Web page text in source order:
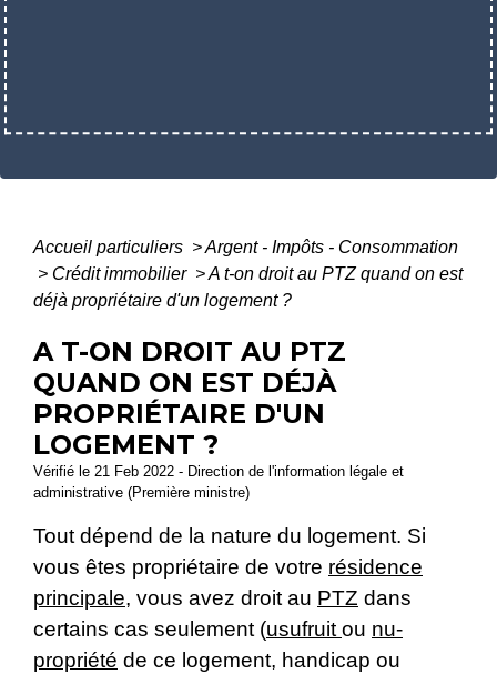
Accueil particuliers >Argent - Impôts - Consommation
> Crédit immobilier >A t-on droit au PTZ quand on est
déjà propriétaire d'un logement ?
A T-ON DROIT AU PTZ
QUAND ON EST DÉJÀ
PROPRIÉTAIRE D'UN
LOGEMENT ?
Vérifié le 21 Feb 2022 - Direction de l'information légale et
administrative (Première ministre)
Tout dépend de la nature du logement. Si
vous êtes propriétaire de votre résidence
principale, vous avez droit au PTZ dans
certains cas seulement (usufruitou nu-
propriété de ce logement, handicap ou